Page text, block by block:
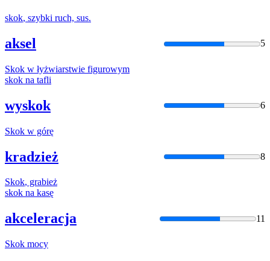
skok, szybki ruch, sus.
aksel 5
Skok w łyżwiarstwie figurowym
skok na tafli
wyskok 6
Skok w górę
kradzież 8
Skok, grabież
skok na kasę
akceleracja 11
Skok mocy